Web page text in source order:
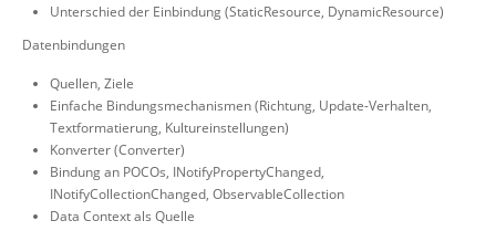
Unterschied der Einbindung (StaticResource, DynamicResource)
Datenbindungen
Quellen, Ziele
Einfache Bindungsmechanismen (Richtung, Update-Verhalten,
Textformatierung, Kultureinstellungen)
Konverter (Converter)
Bindung an POCOs, INotifyPropertyChanged,
INotifyCollectionChanged, ObservableCollection
Data Context als Quelle